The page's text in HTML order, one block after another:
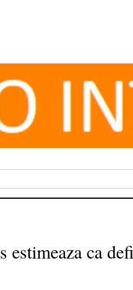
estimeaza ca